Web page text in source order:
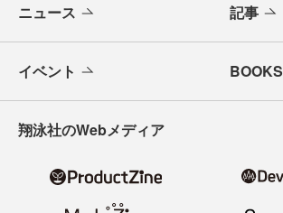
ニュース 記事
イベント BOOKS
翔泳社のWebメディア